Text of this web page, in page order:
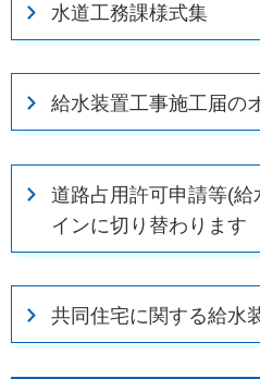
水道工務課様式集
給水装置工事施工届の
道路占用許可申請等(給
インに切り替わります
共同住宅に関する給水